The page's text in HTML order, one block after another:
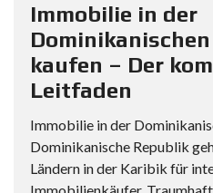
Immobilie in der
kaufen – Der
Leitfaden
Immobilie in der
Dominikanische Republik
Ländern in der Karibik für
Immobilienkäufer.